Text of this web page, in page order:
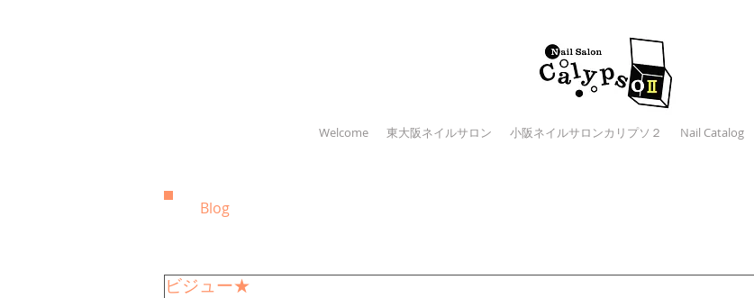
Welcome 東大阪ネイルサロン 小阪ネイルサロンカリプソ２ Nail Catalog
Blog
ビジュー★